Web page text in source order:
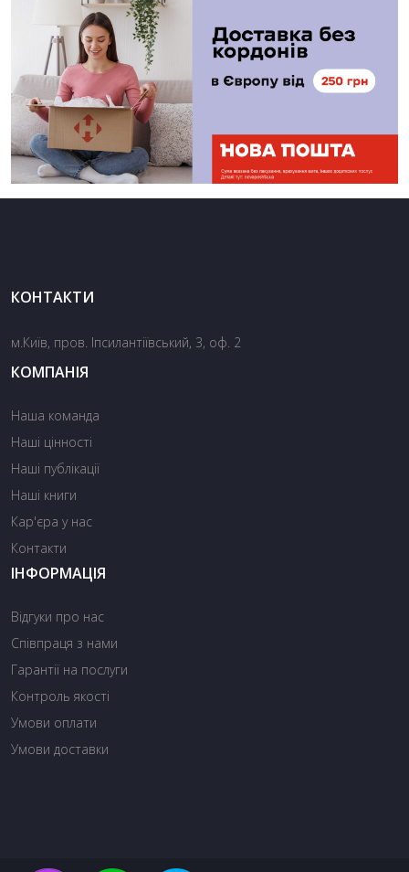
КОНТАКТИ
м.Київ, пров. Іпсилантіївський, 3, оф. 2
КОМПАНІЯ
Наша команда
Наші цінності
Наші публікації
Наші книги
Кар'єра у нас
Контакти
ІНФОРМАЦІЯ
Відгуки про нас
Співпраця з нами
Гарантії на послуги
Контроль якості
Умови оплати
Умови доставки